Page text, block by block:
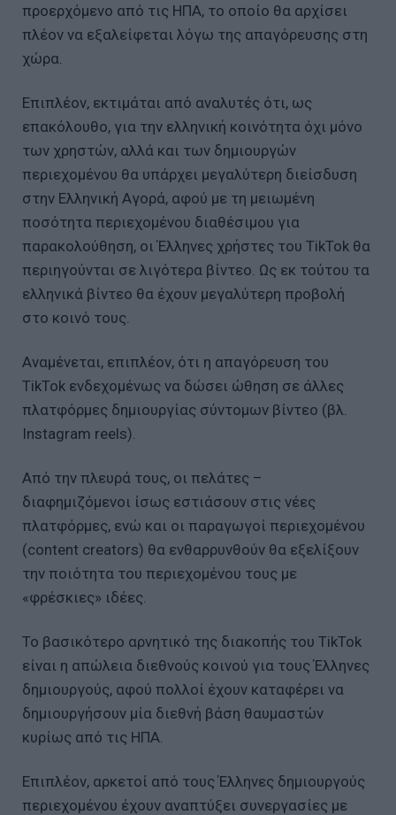
προερχόμενο από τις ΗΠΑ, το οποίο θα αρχίσει
πλέον να εξαλείφεται λόγω της απαγόρευσης στη
χώρα.
Επιπλέον, εκτιμάται από αναλυτές ότι, ως
επακόλουθο, για την ελληνική κοινότητα όχι μόνο
των χρηστών, αλλά και των δημιουργών
περιεχομένου θα υπάρχει μεγαλύτερη διείσδυση
στην Ελληνική Αγορά, αφού με τη μειωμένη
ποσότητα περιεχομένου διαθέσιμου για
παρακολούθηση, οι Έλληνες χρήστες του TikTok θα
περιηγούνται σε λιγότερα βίντεο. Ως εκ τούτου τα
ελληνικά βίντεο θα έχουν μεγαλύτερη προβολή
στο κοινό τους.
Αναμένεται, επιπλέον, ότι η απαγόρευση του
TikTok ενδεχομένως να δώσει ώθηση σε άλλες
πλατφόρμες δημιουργίας σύντομων βίντεο (βλ.
Instagram reels).
Από την πλευρά τους, οι πελάτες –
διαφημιζόμενοι ίσως εστιάσουν στις νέες
πλατφόρμες, ενώ και οι παραγωγοί περιεχομένου
(content creators) θα ενθαρρυνθούν θα εξελίξουν
την ποιότητα του περιεχομένου τους με
«φρέσκιες» ιδέες.
Το βασικότερο αρνητικό της διακοπής του TikTok
είναι η απώλεια διεθνούς κοινού για τους Έλληνες
δημιουργούς, αφού πολλοί έχουν καταφέρει να
δημιουργήσουν μία διεθνή βάση θαυμαστών
κυρίως από τις ΗΠΑ.
Επιπλέον, αρκετοί από τους Έλληνες δημιουργούς
περιεχομένου έχουν αναπτύξει συνεργασίες με